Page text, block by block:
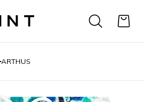
ARTHUS